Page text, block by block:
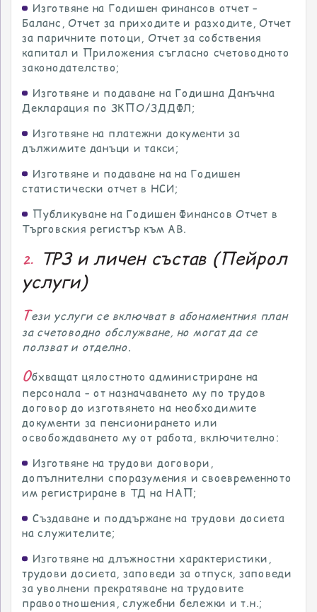
Изготвяне на Годишен финансов отчет –
Баланс, Отчет за приходите и разходите, Отчет
за паричните потоци, Отчет за собствения
капитал и Приложения съгласно счетоводното
законодателство;
Изготвяне и подаване на Годишна Данъчна
Декларация по ЗКПО/ЗДДФЛ;
Изготвяне на платежни документи за
дължимите данъци и такси;
Изготвяне и подаване на на Годишен
статистически отчет в НСИ;
Публикуване на Годишен Финансов Отчет в
Търговския регистър към АВ.
2. ТРЗ и личен състав (Пейрол
услуги)
Тези услуги се включват в абонаментния план
за счетоводно обслужване, но могат да се
ползват и отделно.
Обхващат цялостното администриране на
персонала – от назначаването му по трудов
договор до изготвянето на необходимите
документи за пенсионирането или
освобождаването му от работа, включително:
Изготвяне на трудови договори,
допълнителни споразумения и своевременното
им регистриране в ТД на НАП;
Създаване и поддържане на трудови досиета
на служителите;
Изготвяне на длъжностни характеристики,
трудови досиета, заповеди за отпуск, заповеди
за уволнени прекратяване на трудовите
правоотношения, служебни бележки и т.н.;